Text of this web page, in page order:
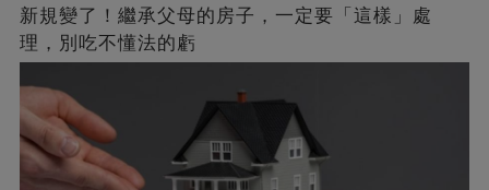
新規變了！繼承父母的房子，一定要「這樣」處
理，別吃不懂法的虧